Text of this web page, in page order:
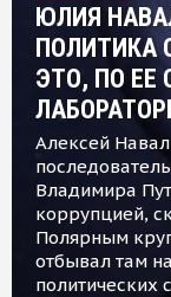
ЮЛИЯ
ПОЛИТИКА
ЭТО, ПО ЕЕ
Алексей
Владимира
коррупцией,
Полярным
отбывал там
политических